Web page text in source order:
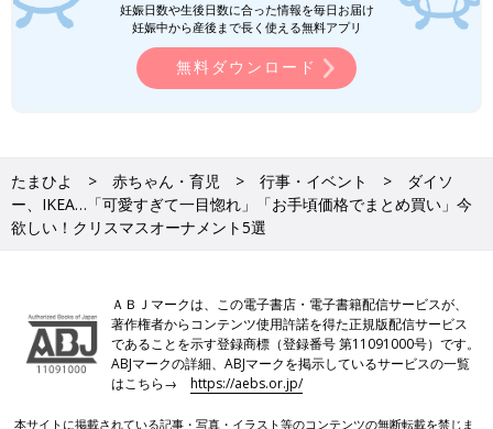
妊娠日数や生後日数に合った情報を毎日お届け
妊娠中から産後まで長く使える無料アプリ
無料ダウンロード
たまひよ 赤ちゃん・育児 行事・イベント
ダイソ
ー、IKEA…「可愛すぎて一目惚れ」「お手頃価格でまとめ買い」今
欲しい！クリスマスオーナメント5選
ＡＢＪマークは、この電子書店・電子書籍配信サービスが、
著作権者からコンテンツ使用許諾を得た正規版配信サービス
であることを示す登録商標（登録番号 第11091000号）です。
ABJマークの詳細、ABJマークを掲示しているサービスの一覧
はこちら→https://aebs.or.jp/
本サイトに掲載されている記事・写真・イラスト等のコンテンツの無断転載を禁じま